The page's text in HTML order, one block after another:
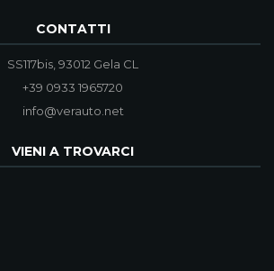
CONTATTI
SS117bis, 93012 Gela CL
+39 0933 1965720
info@verauto.net
VIENI A TROVARCI